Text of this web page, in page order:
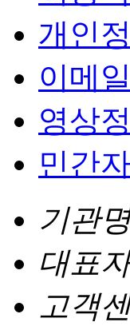
개인
이메
영상
민간
기관
대표
고객